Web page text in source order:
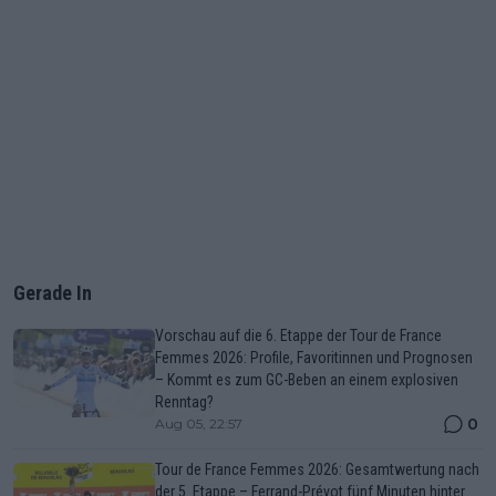
Gerade In
Vorschau auf die 6. Etappe der Tour de France
Femmes 2026: Profile, Favoritinnen und Prognosen
– Kommt es zum GC-Beben an einem explosiven
Renntag?
Aug 05, 22:57 0
Tour de France Femmes 2026: Gesamtwertung nach
der 5. Etappe – Ferrand-Prévot fünf Minuten hinter